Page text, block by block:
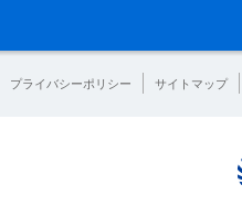
プライバシーポリシー サイトマップ